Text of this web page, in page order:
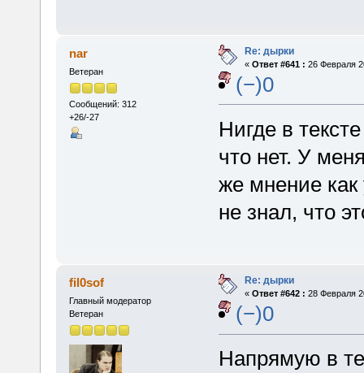
nar
Ветеран
Сообщений: 312
+26/-27
Re: дырки
« Ответ #641 : 26 Февраля
(−)0
Нигде в
что нет. У
же мнение
не знал, что
fil0sof
Главный модератор
Ветеран
Re: дырки
« Ответ #642 : 28 Февраля
(−)0
Напрямую в